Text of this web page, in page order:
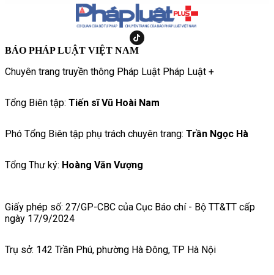
BÁO PHÁP LUẬT VIỆT NAM
Chuyên trang truyền thông Pháp Luật Pháp Luật +
Tổng Biên tập: Tiến sĩ Vũ Hoài Nam
Phó Tổng Biên tập phụ trách chuyên trang: Trần Ngọc Hà
Tổng Thư ký: Hoàng Văn Vượng
Giấy phép số: 27/GP-CBC của Cục Báo chí - Bộ TT&TT cấp
ngày 17/9/2024
Trụ sở: 142 Trần Phú, phường Hà Đông, TP Hà Nội